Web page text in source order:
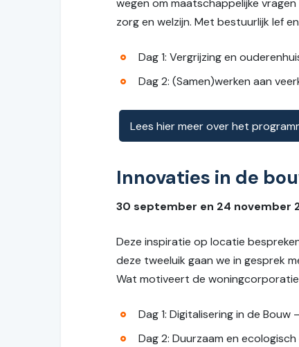
wegen om maatschappelijke
zorg en welzijn. Met bestuurlijk lef
Dag 1: Vergrijzing en
Dag 2: (Samen)werken aan
Lees hier meer over het
Innovaties in de
30 september en 24 november
Deze inspiratie op locatie
deze tweeluik gaan we in gesprek
Wat motiveert de
Dag 1: Digitalisering in de
Dag 2: Duurzaam en